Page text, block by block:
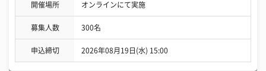
開催場所 オンラインにて実施
募集人数 300名
申込締切 2026年08月19日(水) 15:00